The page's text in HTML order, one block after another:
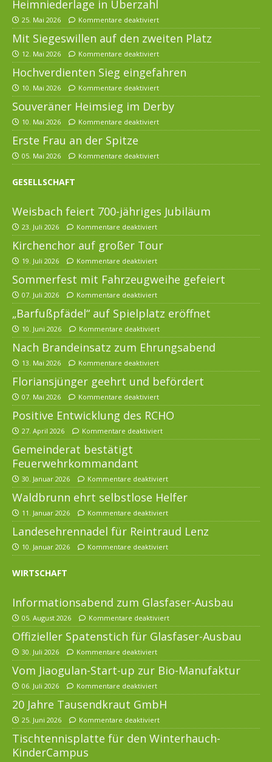
Heimniederlage in Überzahl
25. Mai 2026 Kommentare deaktiviert
Mit Siegeswillen auf den zweiten Platz
12. Mai 2026 Kommentare deaktiviert
Hochverdienten Sieg eingefahren
10. Mai 2026 Kommentare deaktiviert
Souveräner Heimsieg im Derby
10. Mai 2026 Kommentare deaktiviert
Erste Frau an der Spitze
05. Mai 2026 Kommentare deaktiviert
GESELLSCHAFT
Weisbach feiert 700-jähriges Jubiläum
23. Juli 2026 Kommentare deaktiviert
Kirchenchor auf großer Tour
19. Juli 2026 Kommentare deaktiviert
Sommerfest mit Fahrzeugweihe gefeiert
07. Juli 2026 Kommentare deaktiviert
„Barfußpfädel“ auf Spielplatz eröffnet
10. Juni 2026 Kommentare deaktiviert
Nach Brandeinsatz zum Ehrungsabend
13. Mai 2026 Kommentare deaktiviert
Floriansjünger geehrt und befördert
07. Mai 2026 Kommentare deaktiviert
Positive Entwicklung des RCHO
27. April 2026 Kommentare deaktiviert
Gemeinderat bestätigt
Feuerwehrkommandant
30. Januar 2026 Kommentare deaktiviert
Waldbrunn ehrt selbstlose Helfer
11. Januar 2026 Kommentare deaktiviert
Landesehrennadel für Reintraud Lenz
10. Januar 2026 Kommentare deaktiviert
WIRTSCHAFT
Informationsabend zum Glasfaser-Ausbau
05. August 2026 Kommentare deaktiviert
Offizieller Spatenstich für Glasfaser-Ausbau
30. Juli 2026 Kommentare deaktiviert
Vom Jiaogulan-Start-up zur Bio-Manufaktur
06. Juli 2026 Kommentare deaktiviert
20 Jahre Tausendkraut GmbH
25. Juni 2026 Kommentare deaktiviert
Tischtennisplatte für den Winterhauch-
KinderCampus